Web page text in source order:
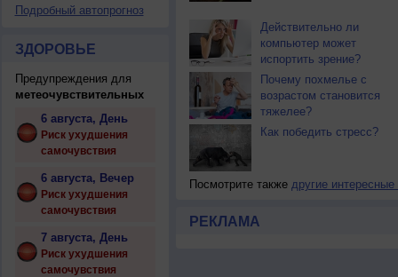
Подробный автопрогноз
ЗДОРОВЬЕ
Предупреждения для
метеочувствительных
6 августа, День
Риск ухудшения
самочувствия
6 августа, Вечер
Риск ухудшения
самочувствия
7 августа, День
Риск ухудшения
самочувствия
Действительно ли
компьютер может
испортить зрение?
Почему похмелье с
возрастом становится
тяжелее?
Как победить стресс?
Посмотрите также другие интересные
РЕКЛАМА